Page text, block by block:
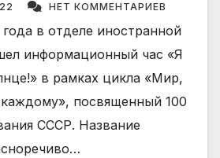
НЕТ КОММЕНТАРИЕВ
года в отделе иностранной
информационный час «Я
в рамках цикла «Мир,
посвященный 100
СССР. Название